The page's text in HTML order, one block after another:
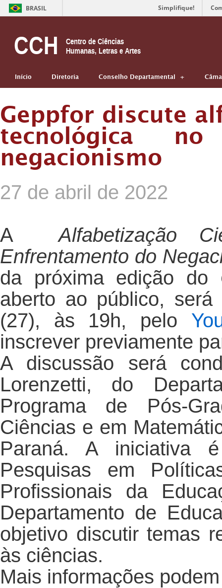
BRASIL Simplifique!
CCH
Centro de Ciências
Humanas, Letras e Artes
Início Diretoria Conselho Departamental
Geppfor discute
tecnológica
negacionismo
27 de abril de 2022
AAlfabetização
Enfrentamento do
da próxima edição do
aberto ao público, será
(27), às 19h, pelo
inscrever previamente
A discussão será
Lorenzetti, do
Programa de Pós-
Ciências e em
Paraná. A iniciativa
Pesquisas em
Profissionais da
Departamento de
objetivo discutir temas
às ciências.
Mais informações